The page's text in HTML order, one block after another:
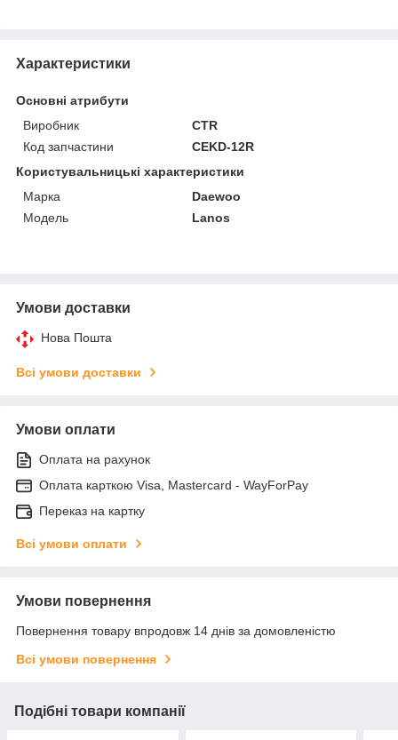
Характеристики
Основні атрибути
Виробник
CTR
Код запчастини
CEKD-12R
Користувальницькі характеристики
Марка
Daewoo
Модель
Lanos
Умови доставки
Нова Пошта
Всі умови доставки
Умови оплати
Оплата на рахунок
Оплата карткою Visa, Mastercard - WayForPay
Переказ на картку
Всі умови оплати
Умови повернення
Повернення товару впродовж 14 днів за домовленістю
Всі умови повернення
Подібні товари компанії